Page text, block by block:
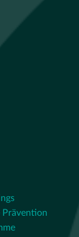
Prävention